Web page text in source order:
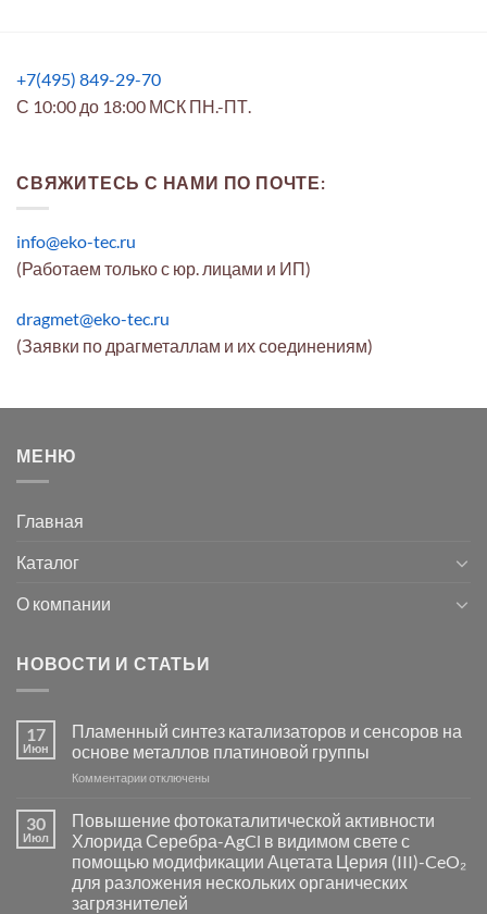
+7(495) 849-29-70
С 10:00 до 18:00 МСК ПН.-ПТ.
СВЯЖИТЕСЬ С НАМИ ПО ПОЧТЕ:
info@eko-tec.ru
(Работаем только с юр. лицами и ИП)
dragmet@eko-tec.ru
(Заявки по драгметаллам и их соединениям)
МЕНЮ
Главная
Каталог
О компании
НОВОСТИ И СТАТЬИ
17
Июн
Пламенный синтез катализаторов и сенсоров на
основе металлов платиновой группы
Комментариик
Пламенный
синтез
катализаторов
и
сенсоров
на
отключены
30
Июл
Повышение фотокаталитической активности
Хлорида Серебра-AgCl в видимом свете с
помощью модификации Ацетата Церия (III)-CeO₂
для разложения нескольких органических
загрязнителей